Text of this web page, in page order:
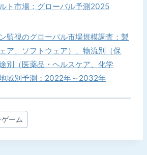
ト市場：グローバル予測2025
監視のグローバル市場規模調査：製
ア、ソフトウェア）、物流別（保
別（医薬品・ヘルスケア、化学
域別予測：2022年～2032年
ーム